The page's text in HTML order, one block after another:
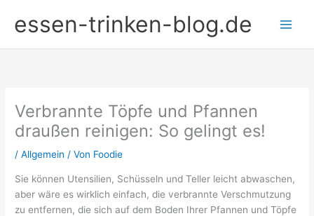
Inhaltessen-trinken-blog.de
Verbrannte Töpfe und Pfannen
draußen reinigen: So gelingt es!
/Allgemein / Von Foodie
Sie können Utensilien, Schüsseln und Teller leicht abwaschen,
aber wäre es wirklich einfach, die verbrannte Verschmutzung
zu entfernen, die sich auf dem Boden Ihrer Pfannen und Töpfe